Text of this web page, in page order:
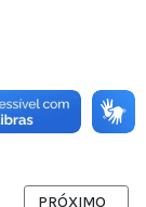
DE
PRÓXIMO
PRÓXIMO